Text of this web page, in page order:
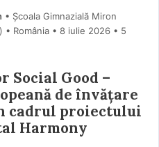
• Școala Gimnazială Miron
• România
8 iulie 2026 • 5
Social Good –
de învățare
cadrul proiectului
Harmony